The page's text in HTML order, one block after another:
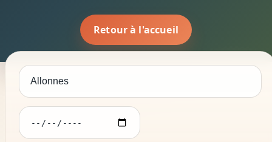
Retour à l'accueil